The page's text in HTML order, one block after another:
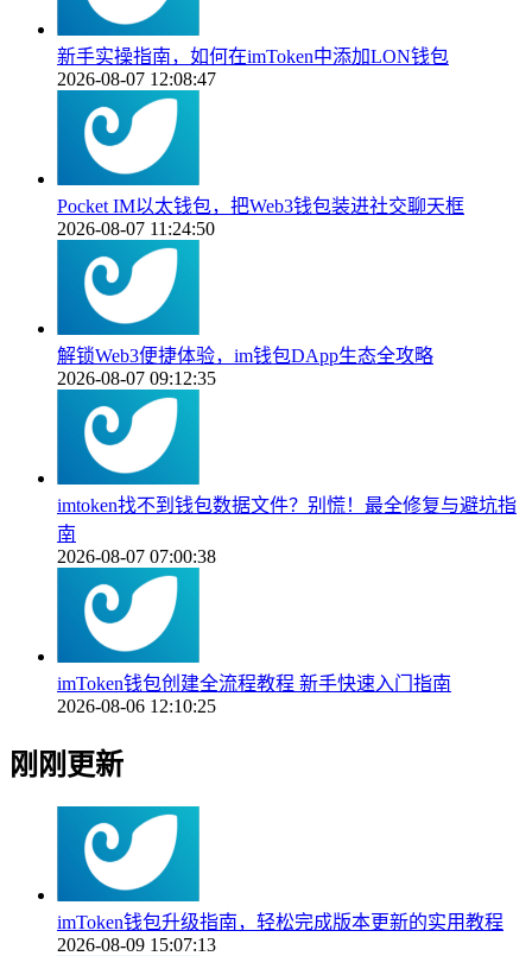
新手实操指南，如何在imToken中添加LON钱包
2026-08-07 12:08:47
Pocket IM以太钱包，把Web3钱包装进社交聊天框
2026-08-07 11:24:50
解锁Web3便捷体验，im钱包DApp生态全攻略
2026-08-07 09:12:35
imtoken找不到钱包数据文件？别慌！最全修复与避坑指
南
2026-08-07 07:00:38
imToken钱包创建全流程教程 新手快速入门指南
2026-08-06 12:10:25
刚刚更新
imToken钱包升级指南，轻松完成版本更新的实用教程
2026-08-09 15:07:13